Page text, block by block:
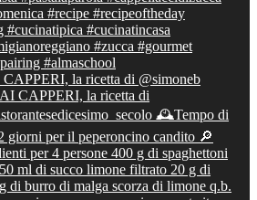
la ricetta di @simoneb